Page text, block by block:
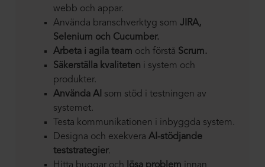
webb och appar.
Använda branschverktyg somJIRA,
Selenium och Cucumber.
Arbeta i agila team och förstå Scrum.
Säkerställa kvaliteten i system och
produkter.
Använda AI som stöd i testningen av
systemet.
Testa kommunikationen i inbyggda system.
Designa och exekveraAI-stödjande
teststrategier.